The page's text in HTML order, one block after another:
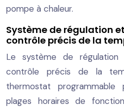
pompe à chaleur.
Système de régulation
contrôle précis de la
Le système de régulation
contrôle précis de la
thermostat
plages horaires de